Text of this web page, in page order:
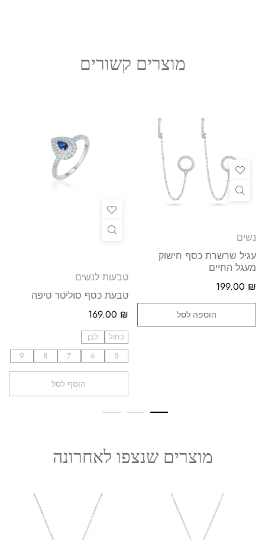
מוצרים קשורים
נשים
עגיל שרשרת כסף חישוק
מעגל החיים
199.00 ₪
הוספה לסל
טבעות לנשים
טבעת כסף סוליטר טיפה
169.00 ₪
כחול
לבן
5
6
7
8
9
הוסף לסל
מוצרים שנצפו לאחרונה